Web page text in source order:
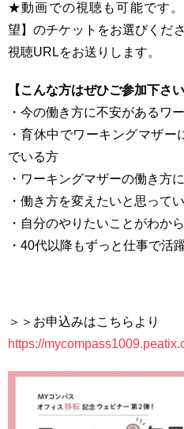
★動画での視聴も可能です
望】のチケットをお選びくだ
視聴URLをお送りします。
【こんな方はぜひご参加下さい
・今の働き方に不安があるワ
・育休中でワーキングマザ
でいる方
・ワーキングマザーの働き方
・働き方を変えたいと思って
・自分のやりたいことがわか
・40代以降もずっと仕事で活
＞＞お申込みはこちらより
https://